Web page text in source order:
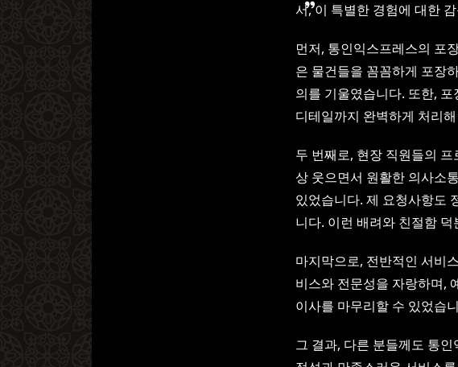
서, 이 특별한 경험에 대한
먼저, 통인익스프레스의 포
은 물건들을 꼼꼼하게 포장
의를 기울였습니다. 또한,
디테일까지 완벽하게 처리
두 번째로, 현장 직원들의
상 웃으면서 원활한 의사소
있었습니다. 제 요청사항도
니다. 이런 배려와 친절함
마지막으로, 전반적인 서비
비스와 전문성을 자랑하며,
이사를 마무리할 수 있었습
그 결과, 다른 분들께도 통